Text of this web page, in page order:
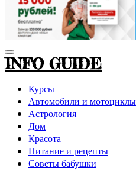
INFO GUIDE
Курсы
Автомобили и мотоциклы
Астрология
Дом
Красота
Питание и рецепты
Советы бабушки